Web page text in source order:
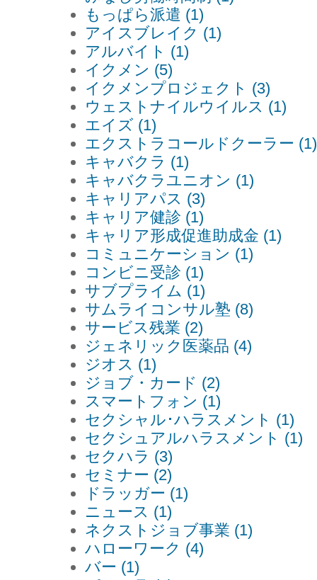
もっぱら派遣 (1)
アイスブレイク (1)
アルバイト (1)
イクメン (5)
イクメンプロジェクト (3)
ウェストナイルウイルス (1)
エイズ (1)
エクストラコールドクーラー (1)
キャバクラ (1)
キャバクラユニオン (1)
キャリアパス (3)
キャリア健診 (1)
キャリア形成促進助成金 (1)
コミュニケーション (1)
コンビニ受診 (1)
サブプライム (1)
サムライコンサル塾 (8)
サービス残業 (2)
ジェネリック医薬品 (4)
ジオス (1)
ジョブ・カード (2)
スマートフォン (1)
セクシャル･ハラスメント (1)
セクシュアルハラスメント (1)
セクハラ (3)
セミナー (2)
ドラッガー (1)
ニュース (1)
ネクストジョブ事業 (1)
ハローワーク (4)
バー (1)